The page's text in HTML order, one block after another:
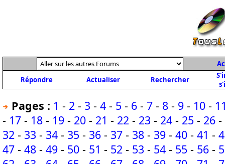
Répondre
Actualiser Rechercher
Pages : 1 - 2 - 3 - 4 - 5 - 6 - 7 - 8 - 9 - 10 -
- 17 - 18 - 19 - 20 - 21 - 22 - 23 - 24 - 25 - 26 -
32 - 33 - 34 - 35 - 36 - 37 - 38 - 39 - 40 - 41 -
47 - 48 - 49 - 50 - 51 - 52 - 53 - 54 - 55 - 56 -